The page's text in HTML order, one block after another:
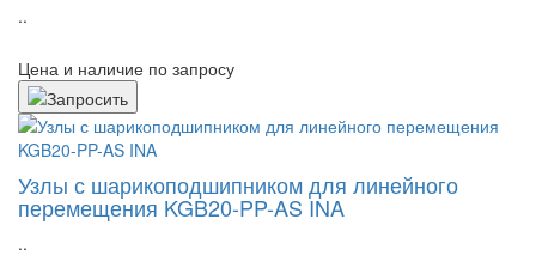
..
Цена и наличие по запросу
Узлы с шарикоподшипником для линейного
перемещения KGB20-PP-AS INA
..